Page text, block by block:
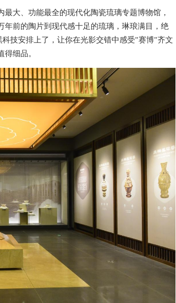
大、功能最全的现代化陶瓷琉璃专题博物馆，
年前的陶片到现代感十足的琉璃，琳琅满目，绝
技安排上了，让你在光影交错中感受"赛博"齐文
细品。